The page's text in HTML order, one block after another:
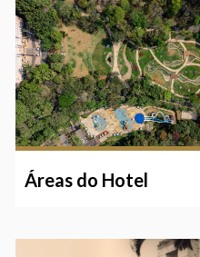
Áreas do Hotel